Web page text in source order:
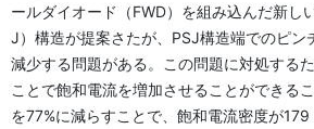
ールダイオード（FWD）を組み込んだ新し
J）構造が提案さたが、PSJ構造端でのピン
減少する問題がある。この問題に対処する
ことで飽和電流を増加させることができる
を77%に減らすことで、飽和電流密度が